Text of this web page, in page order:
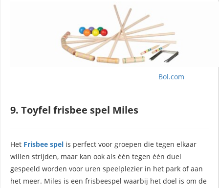
Bol.com
9. Toyfel frisbee spel Miles
Het Frisbee spel is perfect voor groepen die tegen elkaar
willen strijden, maar kan ook als één tegen één duel
gespeeld worden voor uren speelplezier in het park of aan
het meer. Miles is een frisbeespel waarbij het doel is om de